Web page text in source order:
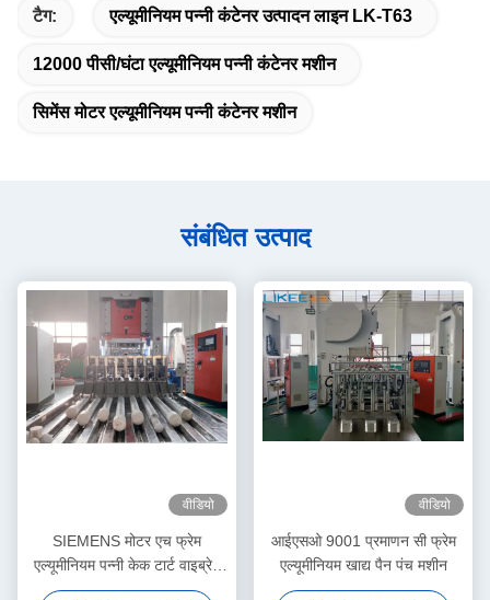
टैग: एल्यूमीनियम पन्नी कंटेनर उत्पादन लाइन LK-T63
12000 पीसी/घंटा एल्यूमीनियम पन्नी कंटेनर मशीन
सिमेंस मोटर एल्यूमीनियम पन्नी कंटेनर मशीन
संबंधित उत्पाद
वीडियो
SIEMENS मोटर एच फ्रेम
एल्यूमीनियम पन्नी केक टार्ट वाइब्रेट
बनाने की मशीन खाद्य के लिए
वीडियो
आईएसओ 9001 प्रमाणन सी फ्रेम
एल्यूमीनियम खाद्य पैन पंच मशीन